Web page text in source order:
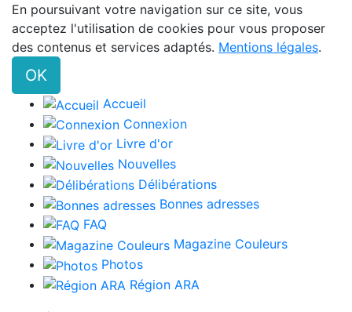
En poursuivant votre navigation sur ce site, vous
acceptez l'utilisation de cookies pour vous proposer
des contenus et services adaptés. Mentions légales.
OK
Accueil
Connexion
Livre d'or
Nouvelles
Délibérations
Bonnes adresses
FAQ
Magazine Couleurs
Photos
Région ARA